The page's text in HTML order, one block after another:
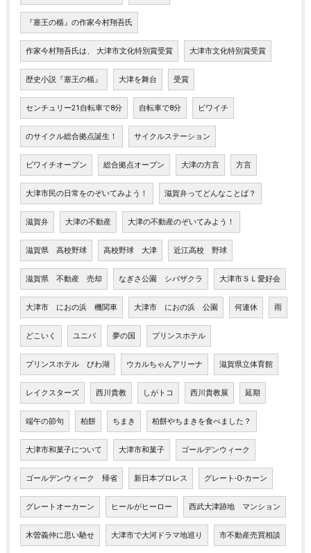
『塞王の楯』の作家今村翔吾氏
作家今村翔吾氏は、 大津市文化特別賞受賞 大津市文化特別賞受賞
歴史小説『塞王の楯』 大津を舞台 受賞
センチュリー21自転車で8分 自転車で8分 ビワイチ
のサイクル総合拠点誕生！ サイクルステーション
ビワイチオープン 総合拠点オープン 大津の方言 方言
大津市民の日常をのぞいてみよう！ 滋賀弁ってどんなことば？
滋賀弁 大津の不動産 大津の不動産のぞいてみよう！
滋賀県 高校野球 高校野球 大津 近江高校 野球
滋賀県 不動産 売却 なぎさ公園 シバザクラ 大津市ＳＬ愛好会
大津市 におの浜 機関車 大津市 におの浜 公園 何連休 雨
どこいく ユニバ 夢の国 プリンスホテル
プリンスホテル びわ湖 ウカルちゃんアリーナ 滋賀県立体育館
レイクスターズ 西川貴教 しがトコ 西川貴教展 延期
端午の節句 柏餅 ちまき 柏餅やちまきを食べました？
大津市和菓子について 大津市和菓子 ゴールデンウィーク
ゴールデンウィーク 帰省 新日本プロレス グレート-O-カーン
グレートオーカーン ヒールがヒーロー 西武大津跡地 マンション
木曽義仲に思い馳せ 大津市で大河ドラマ地巡り 市不動産売買相談